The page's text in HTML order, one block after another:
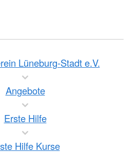
Lüneburg-Stadt e.V.
Angebote
Erste Hilfe
Hilfe Kurse